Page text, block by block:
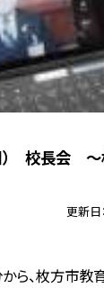
） 校長会
更新日
ら、枚方市教